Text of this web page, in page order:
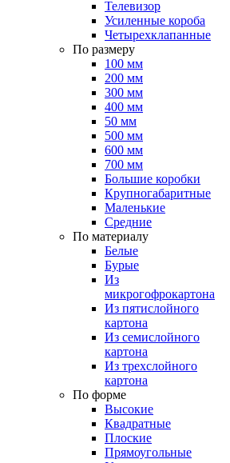
Телевизор
Усиленные короба
Четырехклапанные
По размеру
100 мм
200 мм
300 мм
400 мм
50 мм
500 мм
600 мм
700 мм
Большие коробки
Крупногабаритные
Маленькие
Средние
По материалу
Белые
Бурые
Из
микрогофрокартона
Из пятислойного
картона
Из семислойного
картона
Из трехслойного
картона
По форме
Высокие
Квадратные
Плоские
Прямоугольные